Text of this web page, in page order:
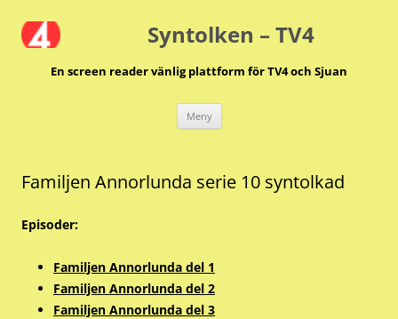
till
innehåll Syntolken – TV4
En screen reader vänlig plattform för TV4 och Sjuan
Meny
Familjen Annorlunda serie 10 syntolkad
Episoder:
Familjen Annorlunda del 1
Familjen Annorlunda del 2
Familjen Annorlunda del 3